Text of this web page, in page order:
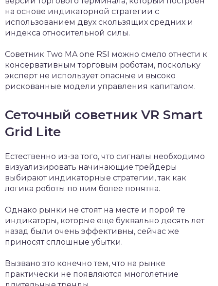
на основе индикаторной стратегии с
использованием двух скользящих средних и
индекса относительной силы.
Советник Two MA one RSI можно смело отнести к
консервативным торговым роботам, поскольку
эксперт не использует опасные и высоко
рискованные модели управления капиталом.
Сеточный советник VR Smart
Grid Lite
Естественно из-за того, что сигналы необходимо
визуализировать начинающие трейдеры
выбирают индикаторные стратегии, так как
логика роботы по ним более понятна.
Однако рынки не стоят на месте и порой те
индикаторы, которые еще буквально десять лет
назад были очень эффективны, сейчас же
приносят сплошные убытки.
Вызвано это конечно тем, что на рынке
практически не появляются многолетние